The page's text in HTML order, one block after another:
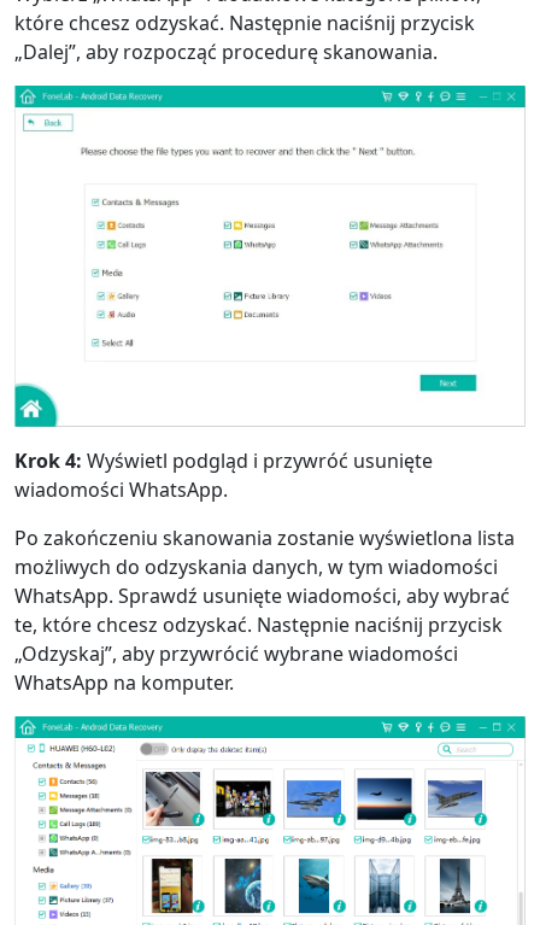
które chcesz odzyskać. Następnie naciśnij przycisk
„Dalej”, aby rozpocząć procedurę skanowania.
Krok 4: Wyświetl podgląd i przywróć usunięte
wiadomości WhatsApp.
Po zakończeniu skanowania zostanie wyświetlona lista
możliwych do odzyskania danych, w tym wiadomości
WhatsApp. Sprawdź usunięte wiadomości, aby wybrać
te, które chcesz odzyskać. Następnie naciśnij przycisk
„Odzyskaj”, aby przywrócić wybrane wiadomości
WhatsApp na komputer.